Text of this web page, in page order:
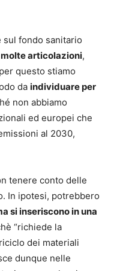
sul fondo sanitario
molte articolazioni,
questo stiamo
da individuare per
non abbiamo
ed europei che
al 2030,
tenere conto delle
In ipotesi, potrebbero
si inseriscono in una
“richiede la
dei materiali
dunque nelle